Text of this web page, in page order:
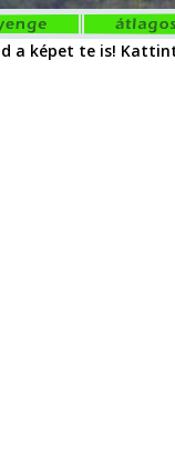
a képet te is!